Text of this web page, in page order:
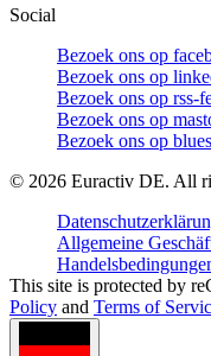
Social
Bezoek ons op
Bezoek ons op
Bezoek ons op rss-
Bezoek ons op
Bezoek ons op
© 2026 Euractiv DE. All
Allgemeine
This site is protected by
Policy and Terms of